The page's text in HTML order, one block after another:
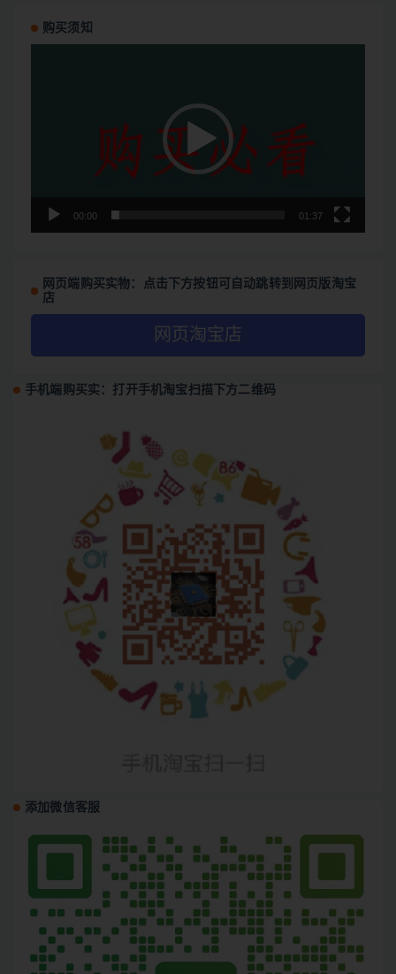
购买须知
00:00 01:37
网页端购买实物：点击下方按钮可自动跳转到网页版淘宝
店
网页淘宝店
手机端购买实：打开手机淘宝扫描下方二维码
添加微信客服